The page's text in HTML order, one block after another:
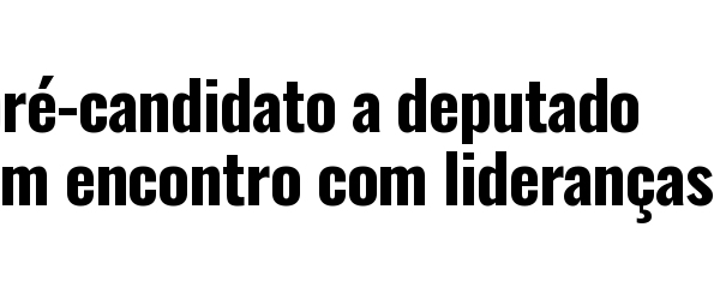
candidato a deputado
encontro com lideranças